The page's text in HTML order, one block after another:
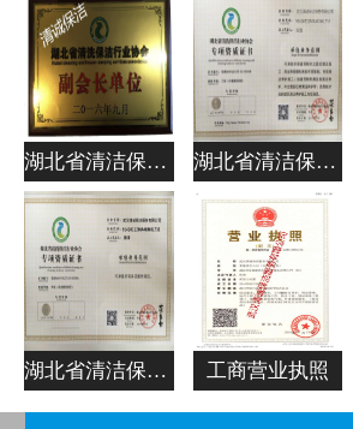
湖北省清洁保洁行业协会副会长单位 湖北省清洁保洁行业协会专项资质证书
湖北省清洁保洁行业协会专项资质证书 工商营业执照